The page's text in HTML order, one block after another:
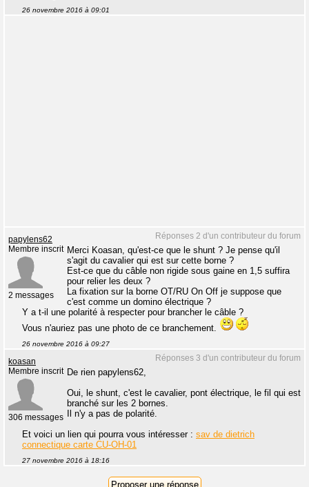
26 novembre 2016 à 09:01
Réponses 2 d'un contributeur du forum
papylens62
Membre inscrit
2 messages
Merci Koasan, qu'est-ce que le shunt ? Je pense qu'il
s'agit du cavalier qui est sur cette borne ?
Est-ce que du câble non rigide sous gaine en 1,5 suffira
pour relier les deux ?
La fixation sur la borne OT/RU On Off je suppose que
c'est comme un domino électrique ?
Y a t-il une polarité à respecter pour brancher le câble ?
Vous n'auriez pas une photo de ce branchement.
26 novembre 2016 à 09:27
Réponses 3 d'un contributeur du forum
koasan
Membre inscrit
306 messages
De rien papylens62,
Oui, le shunt, c'est le cavalier, pont électrique, le fil qui est
branché sur les 2 bornes.
Il n'y a pas de polarité.
Et voici un lien qui pourra vous intéresser : sav de dietrich
connectique carte CU-OH-01
27 novembre 2016 à 18:16